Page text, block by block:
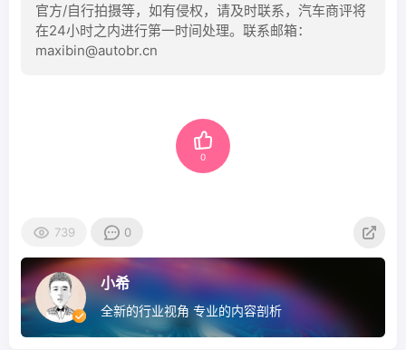
官方/自行拍摄等，如有侵权，请及时联系，汽车商评将
在24小时之内进行第一时间处理。联系邮箱：
maxibin@autobr.cn
0
739 0
小希
全新的行业视角 专业的内容剖析